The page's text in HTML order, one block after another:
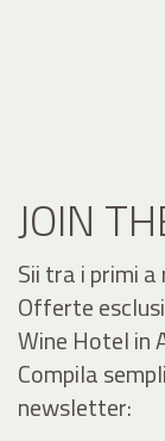
JOIN
Sii tra i primi
Offerte
Wine Hotel in
Compila
newsletter: